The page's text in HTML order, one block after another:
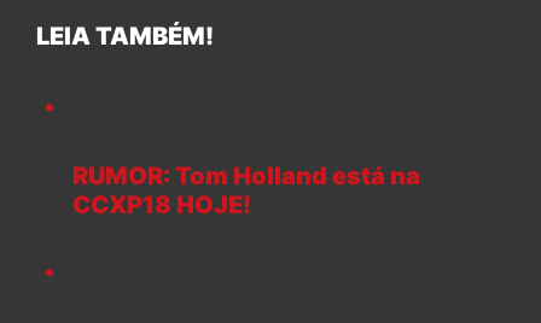
LEIA TAMBÉM!
RUMOR: Tom Holland está na
CCXP18 HOJE!